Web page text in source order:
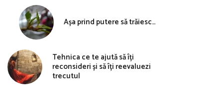
Așa prind putere să trăiesc…
Tehnica ce te ajută să îți
reconsideri și să îți reevaluezi
trecutul